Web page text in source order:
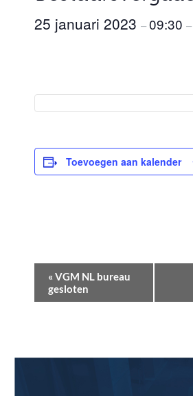
25 januari 2023 –09:30 –
Toevoegen aan kalender
« VGM NL bureau
gesloten